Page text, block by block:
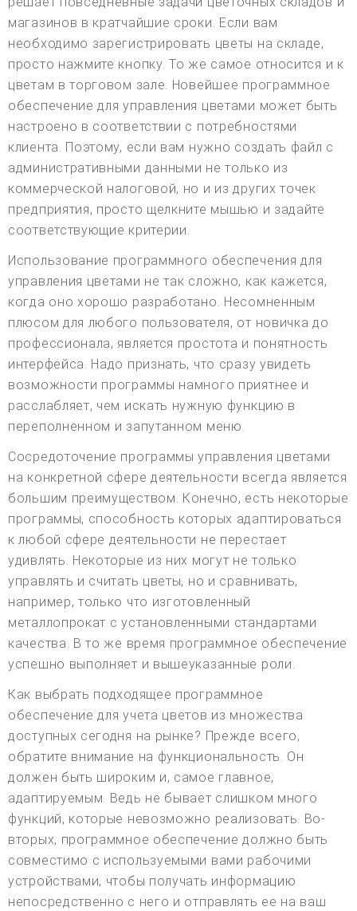
магазинов в кратчайшие сроки. Если вам
необходимо зарегистрировать цветы на складе,
просто нажмите кнопку. То же самое относится и к
цветам в торговом зале. Новейшее программное
обеспечение для управления цветами может быть
настроено в соответствии с потребностями
клиента. Поэтому, если вам нужно создать файл с
административными данными не только из
коммерческой налоговой, но и из других точек
предприятия, просто щелкните мышью и задайте
соответствующие критерии.
Использование программного обеспечения для
управления цветами не так сложно, как кажется,
когда оно хорошо разработано. Несомненным
плюсом для любого пользователя, от новичка до
профессионала, является простота и понятность
интерфейса. Надо признать, что сразу увидеть
возможности программы намного приятнее и
расслабляет, чем искать нужную функцию в
переполненном и запутанном меню.
Сосредоточение программы управления цветами
на конкретной сфере деятельности всегда является
большим преимуществом. Конечно, есть некоторые
программы, способность которых адаптироваться
к любой сфере деятельности не перестает
удивлять. Некоторые из них могут не только
управлять и считать цветы, но и сравнивать,
например, только что изготовленный
металлопрокат с установленными стандартами
качества. В то же время программное обеспечение
успешно выполняет и вышеуказанные роли.
Как выбрать подходящее программное
обеспечение для учета цветов из множества
доступных сегодня на рынке? Прежде всего,
обратите внимание на функциональность. Он
должен быть широким и, самое главное,
адаптируемым. Ведь не бывает слишком много
функций, которые невозможно реализовать. Во-
вторых, программное обеспечение должно быть
совместимо с используемыми вами рабочими
устройствами, чтобы получать информацию
непосредственно с него и отправлять ее на ваш